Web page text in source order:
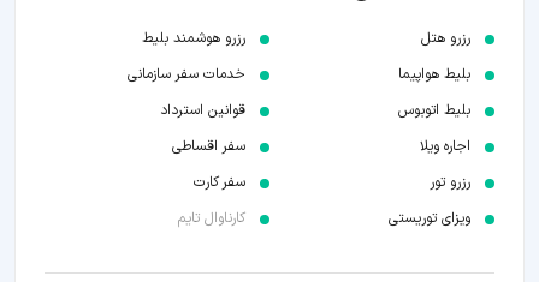
رزرو هتل
بلیط هواپیما
بلیط اتوبوس
اجاره ویلا
رزرو تور
ویزای توریستی
رزرو هوشمند بلیط
خدمات سفر سازمانی
قوانین استرداد
سفر اقساطی
سفر کارت
کارناوال تایم